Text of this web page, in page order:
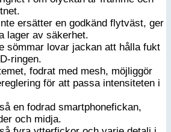
ersätter en godkänd flytväst, ger
lager av säkerhet.
sömmar lovar jackan att hålla fukt
ringen.
fodrat med mesh, möjliggör
för att passa intensiteten i
en fodrad smartphonefickan,
och midja.